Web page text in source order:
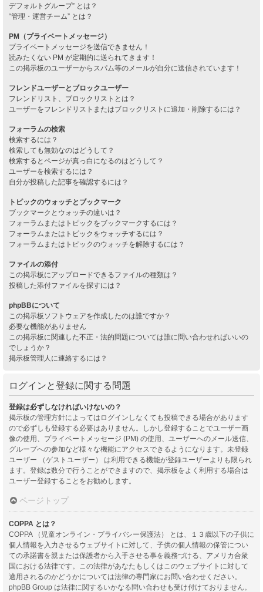
デフォルトグループ” とは？
“管理・運営チーム” とは？
PM（プライベートメッセージ）
プライベートメッセージを送信できません！
読みたくない PM が定期的に送られてきます！
この掲示板のユーザーからスパム等のメールが自分に送信されています！
フレンドユーザーとブロックユーザー
フレンドリスト、ブロックリストとは？
ユーザーをフレンドリストまたはブロックリストに追加・削除するには？
フォーラムの検索
検索するには？
検索しても無効なのはどうして？
検索するとページが真っ白になるのはどうして？
ユーザーを検索するには？
自分が投稿した記事を確認するには？
トピックのウォッチとブックマーク
ブックマークとウォッチの違いは？
フォーラムまたはトピックをブックマークするには？
フォーラムまたはトピックをウォッチするには？
フォーラムまたはトピックのウォッチを解除するには？
ファイルの添付
この掲示板にアップロードできるファイルの種類は？
投稿した添付ファイルを探すには？
phpBBについて
この掲示板ソフトウェアを作成したのは誰ですか？
必要な機能がありません
この掲示板に関連した不正・法的問題については誰に問い合わせればいいの
でしょうか？
掲示板管理人に連絡するには？
ログインと登録に関する問題
登録は必ずしなければいけないの？
掲示板の管理方針によってはログインしなくても投稿できる場合があります
ので必ずしも登録する必要はありません。しかし登録することでユーザー画
像の使用、プライベートメッセージ (PM) の使用、ユーザーへのメール送信、
グループへの参加など様々な機能にアクセスできるようになります。未登録
ユーザー （ゲストユーザー） は利用できる機能が登録ユーザーよりも限られ
ます。登録は数分で行うことができますので、掲示板をよく利用する場合は
ユーザー登録することをお勧めします。
ページトップ
COPPA とは？
COPPA （児童オンライン・プライバシー保護法） とは、１３歳以下の子供に
個人情報を入力させるウェブサイトに対して、子供の個人情報の保管につい
ての承諾書を親または保護者から入手させる事を義務づける、アメリカ合衆
国における法律です。この法律があなたもしくはこのウェブサイトに対して
適用されるのかどうかについては法律の専門家にお問い合わせください。
phpBB Group は法律に関するいかなる問い合わせも受け付けておりません。